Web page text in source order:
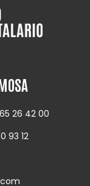
26 42 00
93 12